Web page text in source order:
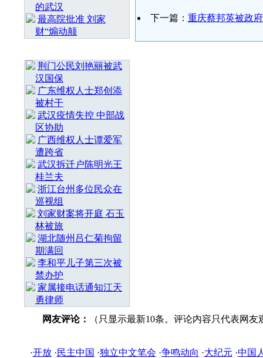
的武汉
最高院批准 刘家
财“煽动颠
荆门公民刘艳丽被武
汉国保
广东维权人士郑创添
被村干
武汉疫情失控 中部战
区协助
广西维权人士谭爱军
遭跨省
武汉拆迁户陈明光王
桂兰夫
浙江台州多位民众在
巡视组
刘家财案将开庭 石玉
林被旅
湖北随州吕仁菊拘留
期满回
李和平儿子第三次被
禁办护
家属接电话通知江天
勇律师
下一篇： 重庆蔡邦英被政
网友评论： （只显示最新10条。评论内容只代表网
·开放·民主中国 ·独立中文笔会 ·争鸣动向 ·大纪元 ·中国